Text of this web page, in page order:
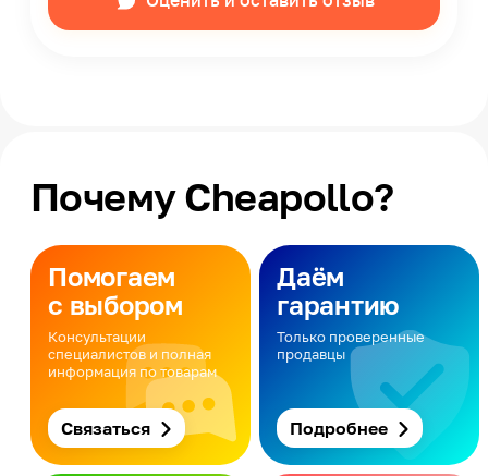
Почему Cheapollo?
Помогаем
с выбором
Консультации
специалистов и полная
информация по товарам
Связаться
Даём
гарантию
Только проверенные
продавцы
Подробнее